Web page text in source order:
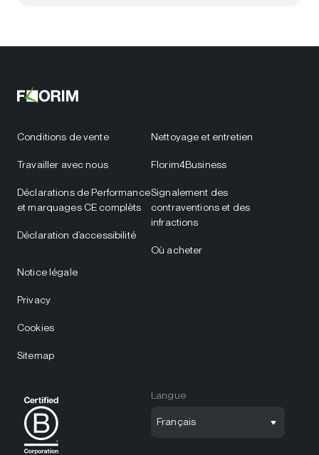
Conditions de vente
Travailler avec nous
Déclarations de Performance
et marquages CE complèts
Déclaration d’accessibilité
Nettoyage et entretien
Florim4Business
Signalement des
contraventions et des
infractions
Où acheter
Notice légale
Privacy
Cookies
Sitemap
Langue
Français